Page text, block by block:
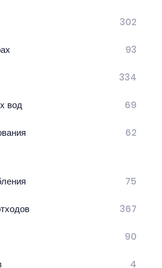
302
93
334
вод 69
62
75
367
90
4